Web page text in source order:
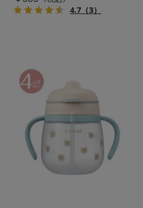
4.7（3）